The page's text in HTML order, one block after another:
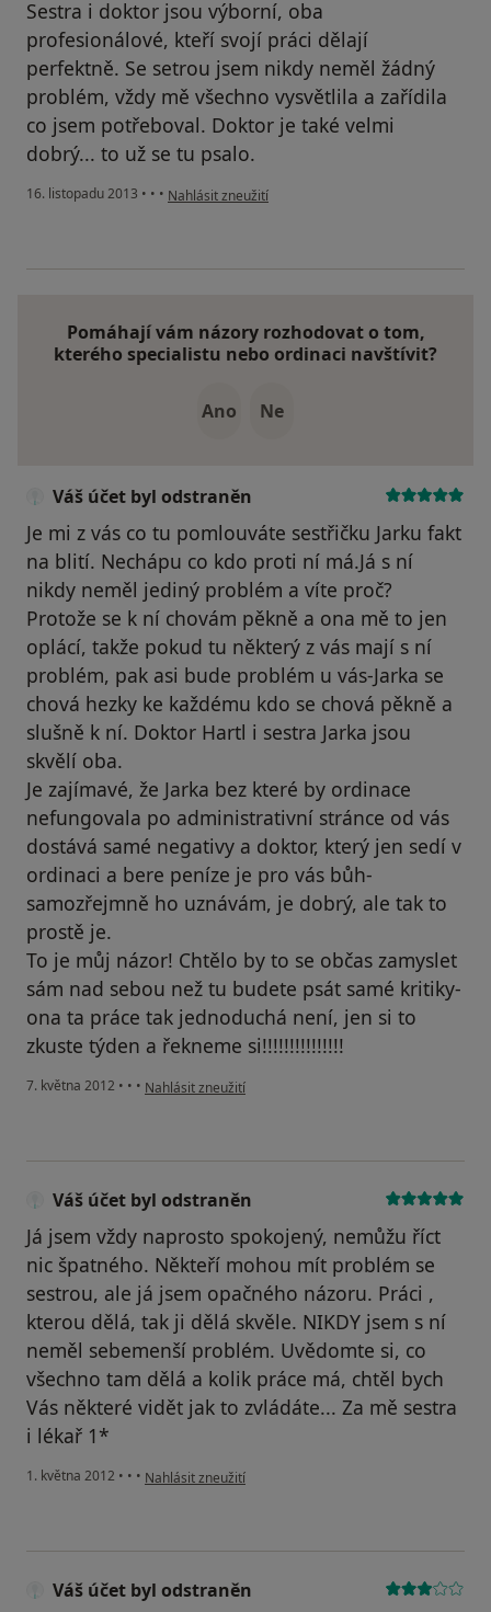
Sestra i doktor jsou výborní, oba
profesionálové, kteří svojí práci dělají
perfektně. Se setrou jsem nikdy neměl žádný
problém, vždy mě všechno vysvětlila a zařídila
co jsem potřeboval. Doktor je také velmi
dobrý... to už se tu psalo.
16. listopadu 2013 • • • podle názoru uživatele Váš účet byl odstraněn
Nahlásit zneužití
Pomáhají vám názory rozhodovat o tom,
kterého specialistu nebo ordinaci navštívit?
Ano Ne
Váš účet byl odstraněn
Je mi z vás co tu pomlouváte sestřičku Jarku fakt
na blití. Nechápu co kdo proti ní má.Já s ní
nikdy neměl jediný problém a víte proč?
Protože se k ní chovám pěkně a ona mě to jen
oplácí, takže pokud tu některý z vás mají s ní
problém, pak asi bude problém u vás-Jarka se
chová hezky ke každému kdo se chová pěkně a
slušně k ní. Doktor Hartl i sestra Jarka jsou
skvělí oba.
Je zajímavé, že Jarka bez které by ordinace
nefungovala po administrativní stránce od vás
dostává samé negativy a doktor, který jen sedí v
ordinaci a bere peníze je pro vás bůh-
samozřejmně ho uznávám, je dobrý, ale tak to
prostě je.
To je můj názor! Chtělo by to se občas zamyslet
sám nad sebou než tu budete psát samé kritiky-
ona ta práce tak jednoduchá není, jen si to
zkuste týden a řekneme si!!!!!!!!!!!!!!!
7. května 2012 • • • podle názoru uživatele Váš účet byl odstraněn
Nahlásit zneužití
Váš účet byl odstraněn
Já jsem vždy naprosto spokojený, nemůžu říct
nic špatného. Někteří mohou mít problém se
sestrou, ale já jsem opačného názoru. Práci ,
kterou dělá, tak ji dělá skvěle. NIKDY jsem s ní
neměl sebemenší problém. Uvědomte si, co
všechno tam dělá a kolik práce má, chtěl bych
Vás některé vidět jak to zvládáte... Za mě sestra
i lékař 1*
1. května 2012 • • • podle názoru uživatele Váš účet byl odstraněn
Nahlásit zneužití
Váš účet byl odstraněn